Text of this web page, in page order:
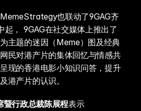
也联动了9GAG齐
起， 9GAG在社交媒体上推出了
主题的迷因（Meme）图及经典
民对港产片的集体回忆与情感共
现的香港电影小知识问答，提升
港产片的认识。
行政总裁陈展程表示